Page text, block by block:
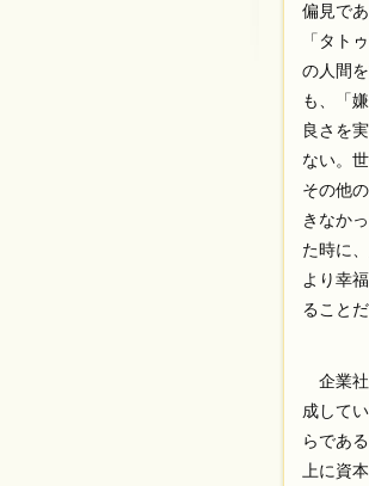
偏見で
「タト
の人間
も、「
良さを
ない。
その他
きなか
た時に
より幸
ること
企業社
成して
らであ
上に資